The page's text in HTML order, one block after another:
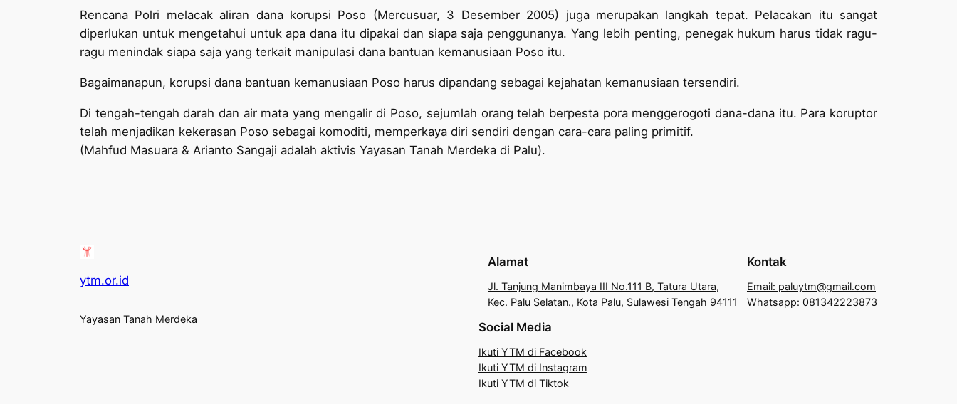
Rencana Polri melacak aliran dana korupsi Poso (Mercusuar, 3 Desember 2005) juga merupakan langkah tepat. Pelacakan itu sangat
diperlukan untuk mengetahui untuk apa dana itu dipakai dan siapa saja penggunanya. Yang lebih penting, penegak hukum harus tidak ragu-
ragu menindak siapa saja yang terkait manipulasi dana bantuan kemanusiaan Poso itu.
Bagaimanapun, korupsi dana bantuan kemanusiaan Poso harus dipandang sebagai kejahatan kemanusiaan tersendiri.
Di tengah-tengah darah dan air mata yang mengalir di Poso, sejumlah orang telah berpesta pora menggerogoti dana-dana itu. Para koruptor
telah menjadikan kekerasan Poso sebagai komoditi, memperkaya diri sendiri dengan cara-cara paling primitif.
(Mahfud Masuara & Arianto Sangaji adalah aktivis Yayasan Tanah Merdeka di Palu).
ytm.or.id
Yayasan Tanah Merdeka
Alamat
Jl. Tanjung Manimbaya III No.111 B, Tatura Utara,
Kec. Palu Selatan., Kota Palu, Sulawesi Tengah 94111
Kontak
Email: paluytm@gmail.com
Whatsapp: 081342223873
Social Media
Ikuti YTM di Facebook
Ikuti YTM di Instagram
Ikuti YTM di Tiktok